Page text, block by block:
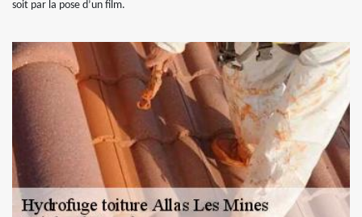
soit par la pose d’un film.